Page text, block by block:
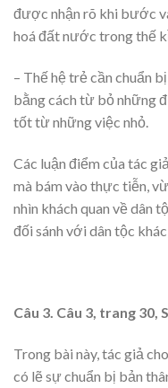
được nhận rõ khi bước
hoá đất nước trong thế
– Thế hệ trẻ cần chuẩn
bằng cách từ bỏ những
tốt từ những việc nhỏ.
Các luận điểm của tác
mà bám vào thực tiễn,
nhìn khách quan về dân
đối sánh với dân tộc
Câu 3. Câu 3, trang 30,
Trong bài này, tác giả
có lẽ sự chuẩn bị bản